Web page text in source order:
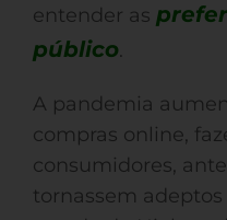
entender as
público.
A pandemia
compras online,
consumidores,
tornassem